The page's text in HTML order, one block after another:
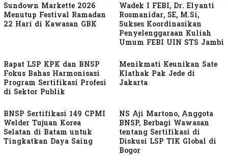
Sundown Markette 2026
Menutup Festival Ramadan
22 Hari di Kawasan GBK
Wadek I FEBI, Dr. Elyanti
Rosmanidar, SE, M.Si,
Sukses Koordinasikan
Penyelenggaraan Kuliah
Umum FEBI UIN STS Jambi
Rapat LSP KPK dan BNSP
Fokus Bahas Harmonisasi
Program Sertifikasi Profesi
di Sektor Publik
Menikmati Keunikan Sate
Klathak Pak Jede di
Jakarta
BNSP Sertifikasi 149 CPMI
Welder Tujuan Korea
Selatan di Batam untuk
Tingkatkan Daya Saing
NS Aji Martono, Anggota
BNSP, Berbagi Wawasan
tentang Sertifikasi di
Diskusi LSP TIK Global di
Bogor